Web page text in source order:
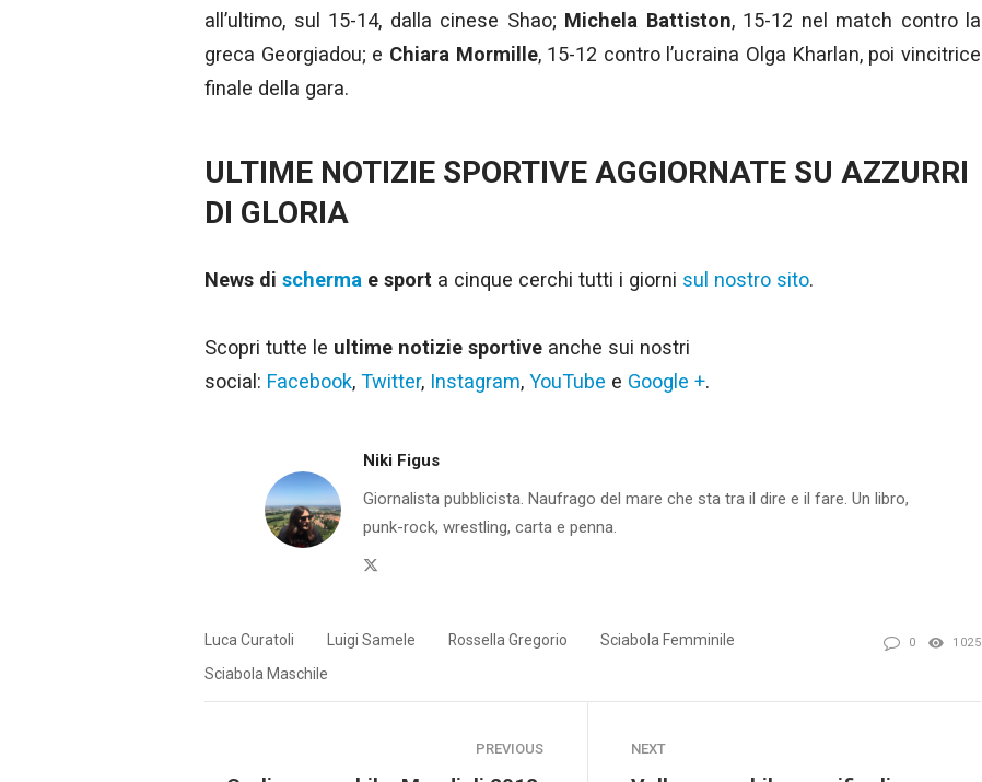
all’ultimo, sul 15-14, dalla cinese Shao; Michela Battiston, 15-12 nel match contro la
greca Georgiadou; e Chiara Mormille, 15-12 contro l’ucraina Olga Kharlan, poi vincitrice
finale della gara.
ULTIME NOTIZIE SPORTIVE AGGIORNATE SU AZZURRI
DI GLORIA
News di scherma e sport a cinque cerchi tutti i giorni sul nostro sito.
Scopri tutte le ultime notizie sportive anche sui nostri
social: Facebook, Twitter, Instagram, YouTube e Google +.
Niki Figus
Giornalista pubblicista. Naufrago del mare che sta tra il dire e il fare. Un libro,
punk-rock, wrestling, carta e penna.
Luca Curatoli Luigi Samele Rossella Gregorio
Sciabola Femminile
Sciabola Maschile
0 1025
PREVIOUS NEXT